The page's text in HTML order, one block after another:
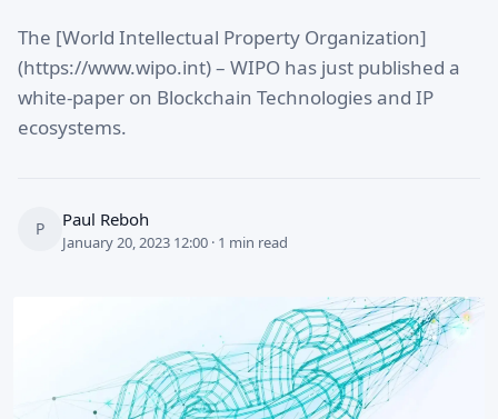
The [World Intellectual Property Organization]
(https://www.wipo.int) – WIPO has just published a
white-paper on Blockchain Technologies and IP
ecosystems.
P Paul Reboh
January 20, 2023 12:00 · 1 min read